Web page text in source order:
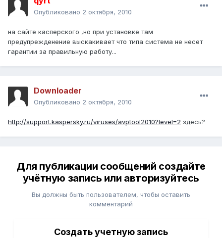
Опубликовано 2 октября, 2010
на сайте касперского ,но при установке там
предупрежденение выскакивает что типа система не несет
гарантии за правильную работу...
Downloader
Опубликовано 2 октября, 2010
http://support.kaspersky.ru/viruses/avptool2010?level=2 здесь?
Для публикации сообщений создайте
учётную запись или авторизуйтесь
Вы должны быть пользователем, чтобы оставить
комментарий
Создать учетную запись